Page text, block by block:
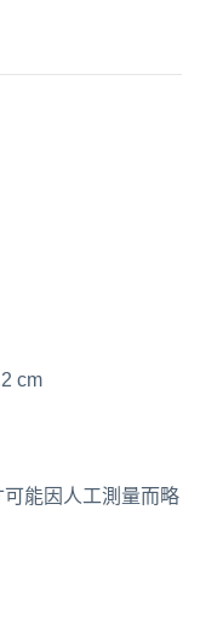
cm
能因人工測量而略